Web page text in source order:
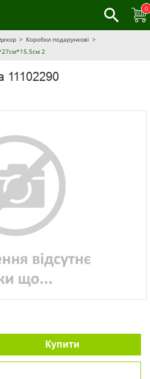
0
Коробки подарункові
2
11102290
Купити